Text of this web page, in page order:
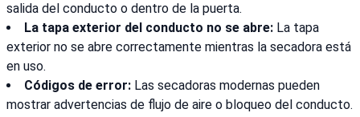
salida del conducto o dentro de la puerta.
La tapa exterior del conducto no se abre: La tapa
exterior no se abre correctamente mientras la secadora está
en uso.
Códigos de error: Las secadoras modernas pueden
mostrar advertencias de flujo de aire o bloqueo del conducto.